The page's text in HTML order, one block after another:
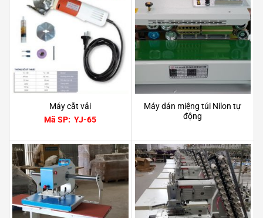
Máy cắt vải
Mã SP: YJ-65
Máy dán miệng túi Nilon tự
động